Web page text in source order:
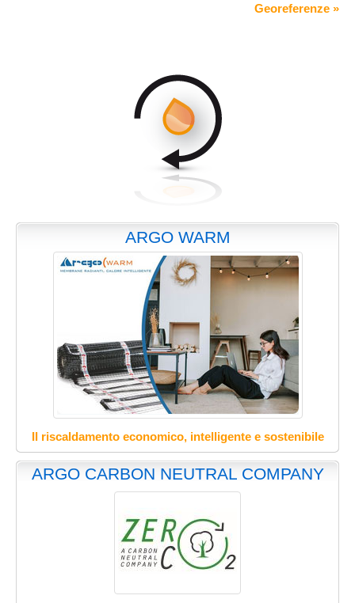
Georeferenze »
ARGO WARM
Il riscaldamento economico, intelligente e sostenibile
ARGO CARBON NEUTRAL COMPANY